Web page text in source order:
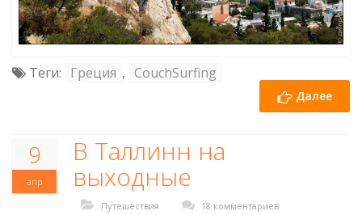
Теги: Греция , CouchSurfing
Далее
9
апр
В Таллинн на
выходные
Путешествия 18 комментариев